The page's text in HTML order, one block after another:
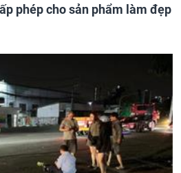
phép cho sản phẩm làm đẹp